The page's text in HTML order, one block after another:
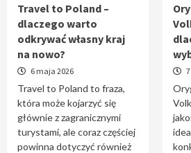
1
Travel to Poland –
własny kraj na nowo?
2
Oryginalne części do
dlaczego warto je
Travel to Poland –
dlaczego warto
odkrywać własny kraj
na nowo?
6 maja 2026
Travel to Poland to fraza,
która może kojarzyć się
głównie z zagranicznymi
turystami, ale coraz częściej
powinna dotyczyć również